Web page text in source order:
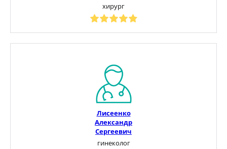
хирург
Лисеенко
Александр
Сергеевич
гинеколог